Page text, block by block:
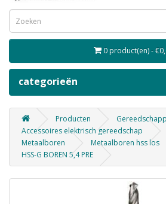
0 product(en) -
categorieën
Producten
Accessoires elektrisch gereedschap
Metaalboren
Metaalboren hss los
HSS-G BOREN 5,4 PRE